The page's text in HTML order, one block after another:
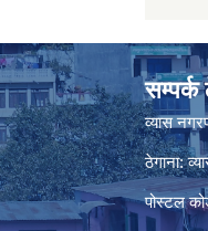
सम्पर्क
व्यास
ठेगाना:
पोस्टल